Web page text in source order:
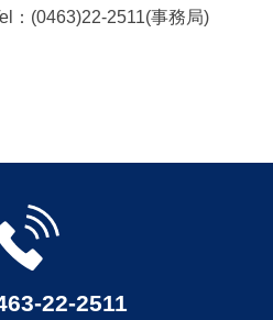
：(0463)22-2511(事務局)
22-2511